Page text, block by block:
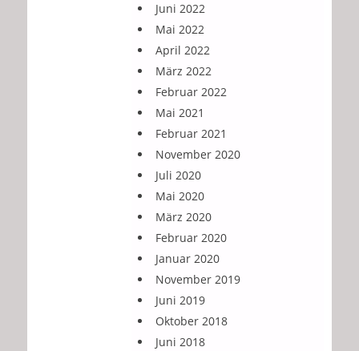
Juni 2022
Mai 2022
April 2022
März 2022
Februar 2022
Mai 2021
Februar 2021
November 2020
Juli 2020
Mai 2020
März 2020
Februar 2020
Januar 2020
November 2019
Juni 2019
Oktober 2018
Juni 2018